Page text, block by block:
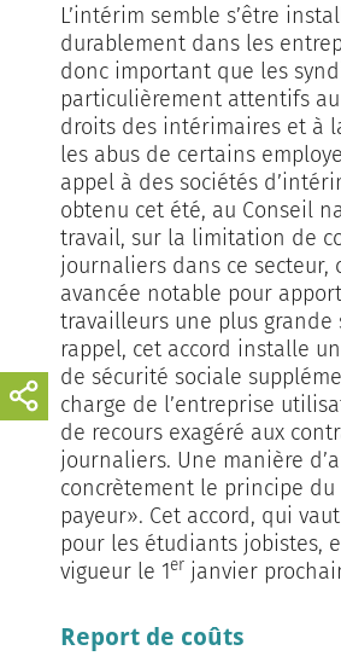
L’intérim semble s’être
durablement dans les
donc important que les
particulièrement attentifs
droits des intérimaires et à
les abus de certains
appel à des sociétés
obtenu cet été, au Conseil
travail, sur la limitation de
journaliers dans ce secteur,
avancée notable pour
travailleurs une plus grande
rappel, cet accord installe
de sécurité sociale
charge de l’entreprise
de recours exagéré aux
journaliers. Une manière
concrètement le principe
payeur». Cet accord, qui
pour les étudiants jobistes,
vigueur le 1er janvier
Report de coûts